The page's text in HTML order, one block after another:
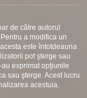
de către autorul
a modifica un
este întotdeauna
pot şterge sau
exprimat opţiunile
sau şterge. Acest lucru
acestuia.